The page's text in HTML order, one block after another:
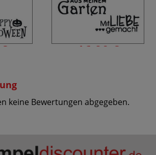
16.90 €
keine Bewertungen abgegeben.